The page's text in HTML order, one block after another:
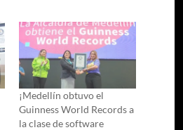
¡Medellín obtuvo el
Guinness World Records a
la clase de software